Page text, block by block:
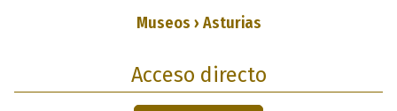
Museos › Asturias
Acceso directo